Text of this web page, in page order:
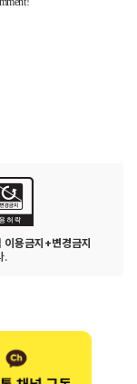
용금지+변경금지
.